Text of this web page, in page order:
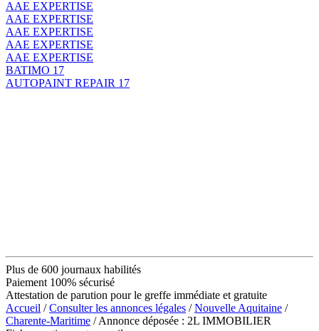
AAE EXPERTISE
AAE EXPERTISE
AAE EXPERTISE
AAE EXPERTISE
AAE EXPERTISE
BATIMO 17
AUTOPAINT REPAIR 17
Plus de 600 journaux habilités
Paiement 100% sécurisé
Attestation de parution pour le greffe immédiate et gratuite
Accueil /Consulter les annonces légales /Nouvelle Aquitaine /
Charente-Maritime / Annonce déposée : 2L IMMOBILIER